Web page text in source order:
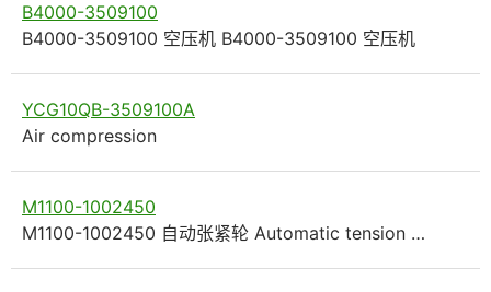
B4000-3509100
B4000-3509100 空压机 B4000-3509100 空压机
YCG10QB-3509100A
Air compression
M1100-1002450
M1100-1002450 自动张紧轮 Automatic tension …